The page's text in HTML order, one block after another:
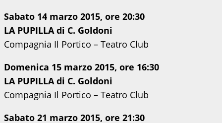
Sabato 14 marzo 2015, ore 20:30
LA PUPILLA di C. Goldoni
Compagnia Il Portico – Teatro Club
Domenica 15 marzo 2015, ore 16:30
LA PUPILLA di C. Goldoni
Compagnia Il Portico – Teatro Club
Sabato 21 marzo 2015, ore 21:30